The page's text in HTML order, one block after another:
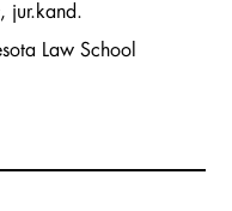
jur.kand.
Law School